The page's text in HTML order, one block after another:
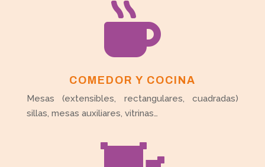

COMEDOR Y COCINA
Mesas (extensibles, rectangulares, cuadradas)
sillas, mesas auxiliares, vitrinas…